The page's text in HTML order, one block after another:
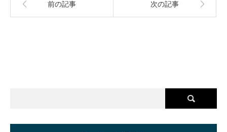
前の記事 次の記事